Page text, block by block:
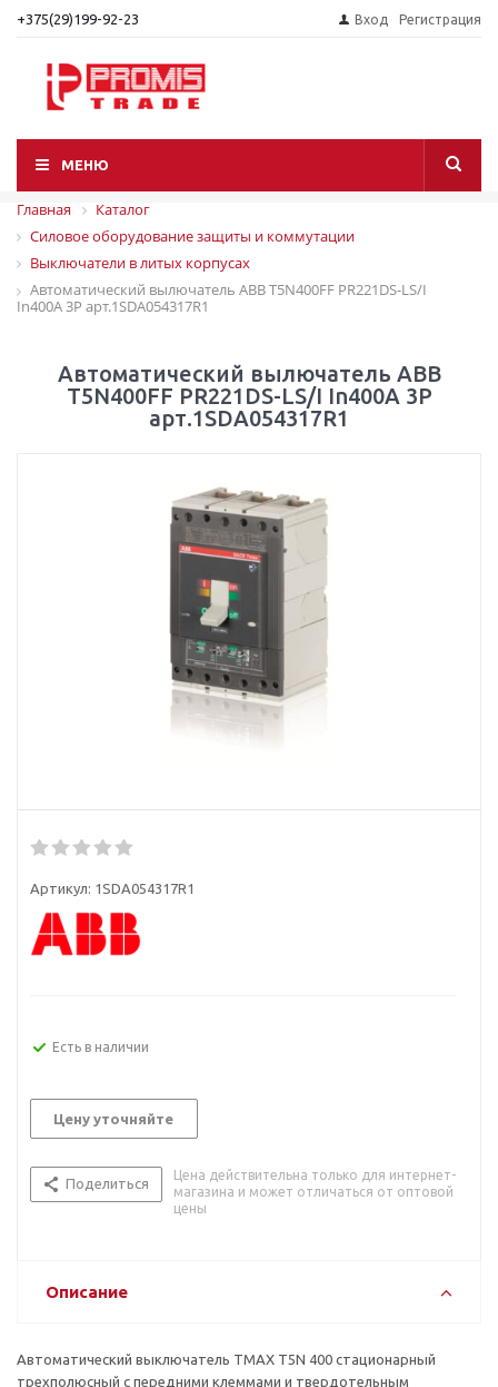
+375(29)199-92-23 Вход Регистрация
МЕНЮ
Главная
Каталог
Силовое оборудование защиты и коммутации
Выключатели в литых корпусах
Автоматический вылючатель ABB T5N400FF PR221DS-LS/I
In400A 3P арт.1SDA054317R1
Автоматический вылючатель ABB
T5N400FF PR221DS-LS/I In400A 3P
арт.1SDA054317R1
Артикул: 1SDA054317R1
Есть в наличии
Цену уточняйте
Поделиться
Цена действительна только для интернет-
магазина и может отличаться от оптовой
цены
Описание
Автоматический выключатель TMAX T5N 400 стационарный
трехполюсный с передними клеммами и твердотельным